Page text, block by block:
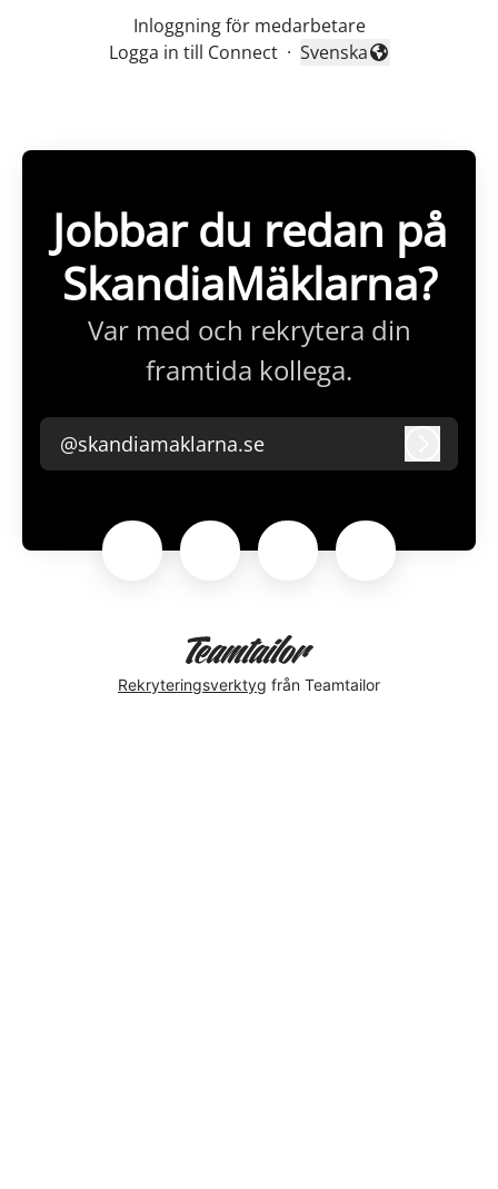
Inloggning för medarbetare
Logga in till Connect · Byt språk
Svenska
Jobbar du redan på
SkandiaMäklarna?
Var med och rekrytera din
framtida kollega.
@skandiamaklarna.se
Rekryteringsverktyg från Teamtailor